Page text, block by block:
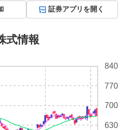
証券アプリを開く
式情報
630
700
770
840